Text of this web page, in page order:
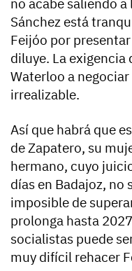
no acabe saliendo
Sánchez está
Feijóo por
diluye. La exigencia
Waterloo a
irrealizable.
Así que habrá que
de Zapatero, su
hermano, cuyo
días en Badajoz, no
imposible de
prolonga hasta
socialistas puede
muy difícil rehacer